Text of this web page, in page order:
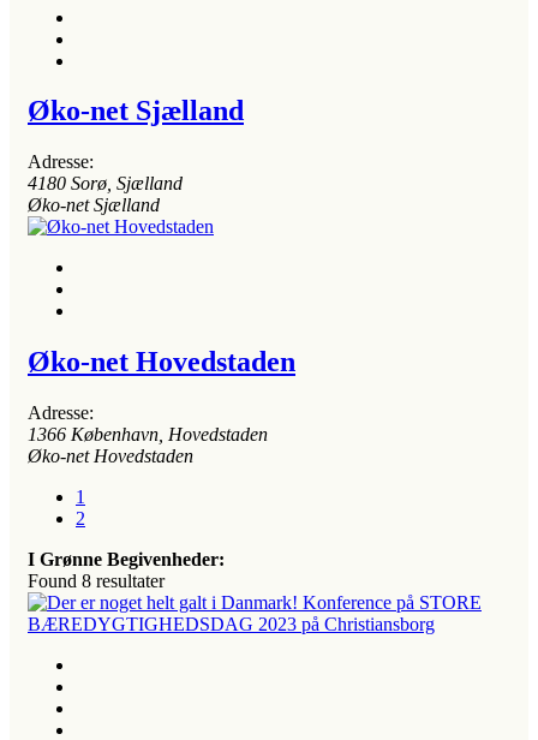
Øko-net Sjælland
Adresse:
4180 Sorø, Sjælland
Øko-net Sjælland
Øko-net Hovedstaden
Adresse:
1366 København, Hovedstaden
Øko-net Hovedstaden
1
2
I Grønne Begivenheder:
Found 8 resultater